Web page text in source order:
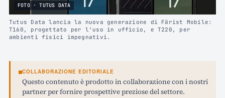
FOTO · TUTUS DATA
Tutus Data lancia la nuova generazione di Färist Mobile:
T160, progettato per l'uso in ufficio, e T220, per
ambienti fisici impegnativi.
COLLABORAZIONE EDITORIALE
Questo contenuto è prodotto in collaborazione con i nostri
partner per fornire prospettive preziose del settore.